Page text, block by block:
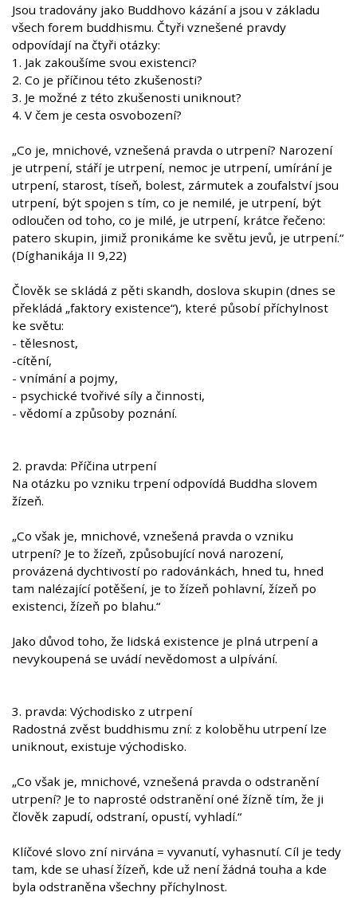
Jsou tradovány jako Buddhovo kázání a jsou v základu
všech forem buddhismu. Čtyři vznešené pravdy
odpovídají na čtyři otázky:
1. Jak zakoušíme svou existenci?
2. Co je příčinou této zkušenosti?
3. Je možné z této zkušenosti uniknout?
4. V čem je cesta osvobození?
„Co je, mnichové, vznešená pravda o utrpení? Narození
je utrpení, stáří je utrpení, nemoc je utrpení, umírání je
utrpení, starost, tíseň, bolest, zármutek a zoufalství jsou
utrpení, být spojen s tím, co je nemilé, je utrpení, být
odloučen od toho, co je milé, je utrpení, krátce řečeno:
patero skupin, jimiž pronikáme ke světu jevů, je utrpení.“
(Díghanikája II 9,22)
Člověk se skládá z pěti skandh, doslova skupin (dnes se
překládá „faktory existence“), které působí příchylnost
ke světu:
- tělesnost,
-cítění,
- vnímání a pojmy,
- psychické tvořivé síly a činnosti,
- vědomí a způsoby poznání.
2. pravda: Příčina utrpení
Na otázku po vzniku trpení odpovídá Buddha slovem
žízeň.
„Co však je, mnichové, vznešená pravda o vzniku
utrpení? Je to žízeň, způsobující nová narození,
provázená dychtivostí po radovánkách, hned tu, hned
tam nalézající potěšení, je to žízeň pohlavní, žízeň po
existenci, žízeň po blahu.“
Jako důvod toho, že lidská existence je plná utrpení a
nevykoupená se uvádí nevědomost a ulpívání.
3. pravda: Východisko z utrpení
Radostná zvěst buddhismu zní: z koloběhu utrpení lze
uniknout, existuje východisko.
„Co však je, mnichové, vznešená pravda o odstranění
utrpení? Je to naprosté odstranění oné žízně tím, že ji
člověk zapudí, odstraní, opustí, vyhladí.“
Klíčové slovo zní nirvána = vyvanutí, vyhasnutí. Cíl je tedy
tam, kde se uhasí žízeň, kde už není žádná touha a kde
byla odstraněna všechny příchylnost.